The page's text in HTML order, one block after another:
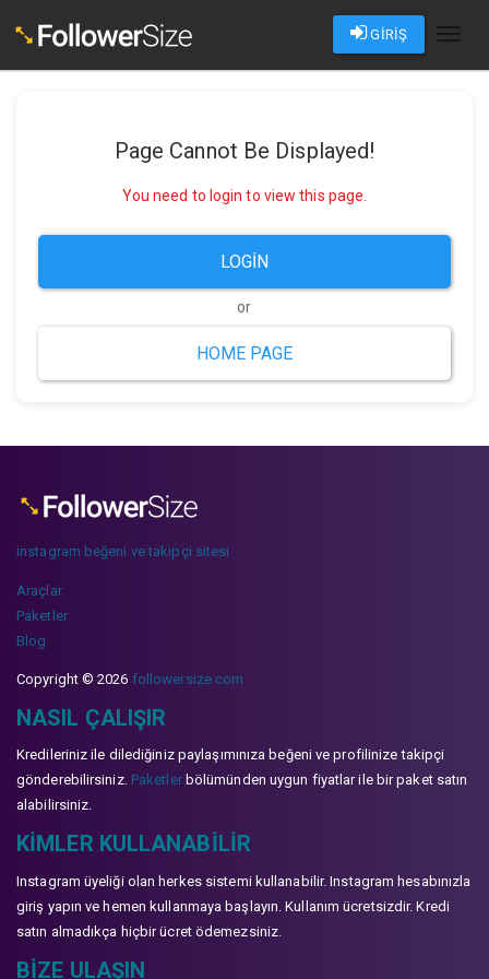
GİRİŞ
Page Cannot Be Displayed!
You need to login to view this page.
LOGIN
or
HOME PAGE
instagram beğeni ve takipçi sitesi
Araçlar
Paketler
Blog
Copyright © 2026 followersize.com
NASIL ÇALIŞIR
Kredileriniz ile dilediğiniz paylaşımınıza beğeni ve profilinize takipçi
gönderebilirsiniz. Paketlerbölümünden uygun fiyatlar ile bir paket satın
alabilirsiniz.
KIMLER KULLANABILIR
Instagram üyeliği olan herkes sistemi kullanabilir. Instagram hesabınızla
giriş yapın ve hemen kullanmaya başlayın. Kullanım ücretsizdir. Kredi
satın almadıkça hiçbir ücret ödemezsiniz.
BIZE ULAŞIN